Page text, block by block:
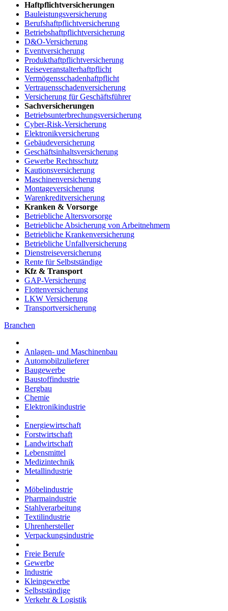
Haftpflichtversicherungen
Bauleistungsversicherung
Berufshaftpflichtversicherung
Betriebshaftpflichtversicherung
D&O-Versicherung
Eventversicherung
Produkthaftpflichtversicherung
Reiseveranstalterhaftpflicht
Vermögensschadenhaftpflicht
Vertrauensschadenversicherung
Versicherung für Geschäftsführer
Sachversicherungen
Betriebsunterbrechungsversicherung
Cyber-Risk-Versicherung
Elektronikversicherung
Gebäudeversicherung
Geschäftsinhaltsversicherung
Gewerbe Rechtsschutz
Kautionsversicherung
Maschinenversicherung
Montageversicherung
Warenkreditversicherung
Kranken & Vorsorge
Betriebliche Altersvorsorge
Betriebliche Absicherung von Arbeitnehmern
Betriebliche Krankenversicherung
Betriebliche Unfallversicherung
Dienstreiseversicherung
Rente für Selbstständige
Kfz & Transport
GAP-Versicherung
Flottenversicherung
LKW Versicherung
Transportversicherung
Branchen
Anlagen- und Maschinenbau
Automobilzulieferer
Baugewerbe
Baustoffindustrie
Bergbau
Chemie
Elektronikindustrie
Energiewirtschaft
Forstwirtschaft
Landwirtschaft
Lebensmittel
Medizintechnik
Metallindustrie
Möbelindustrie
Pharmaindustrie
Stahlverarbeitung
Textilindustrie
Uhrenhersteller
Verpackungsindustrie
Freie Berufe
Gewerbe
Industrie
Kleingewerbe
Selbstständige
Verkehr & Logistik